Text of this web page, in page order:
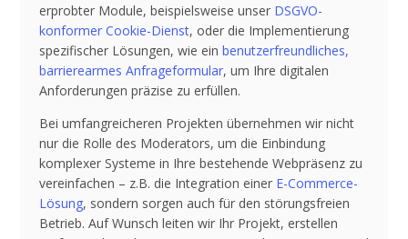
erprobter Module, beispielsweise unser DSGVO-
konformer Cookie-Dienst, oder die Implementierung
spezifischer Lösungen, wie ein benutzerfreundliches,
barrierearmes Anfrageformular, um Ihre digitalen
Anforderungen präzise zu erfüllen.
Bei umfangreicheren Projekten übernehmen wir nicht
nur die Rolle des Moderators, um die Einbindung
komplexer Systeme in Ihre bestehende Webpräsenz zu
vereinfachen – z.B. die Integration einer E-Commerce-
Lösung, sondern sorgen auch für den störungsfreien
Betrieb. Auf Wunsch leiten wir Ihr Projekt, erstellen